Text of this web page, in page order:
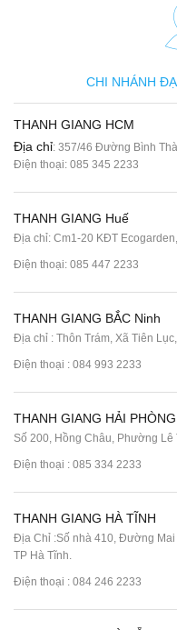
CHI NHÁNH
THANH GIANG HCM
Địa chỉ: 357/46 Đường Bình
Điện thoại: 085 345 2233
THANH GIANG Huế
Địa chỉ: Cm1-20 KĐT
Điện thoại: 085 447 2233
THANH GIANG BẮC Ninh
Địa chỉ : Thôn Trám, Xã Tiên
Điện thoại : 084 993 2233
THANH GIANG HẢI PHÒNG
Số 200, Hồng Châu, Phường Lê
Điện thoại : 085 334 2233
THANH GIANG HÀ TĨNH
Địa Chỉ :Số nhà 410, Đường
TP Hà Tĩnh.
Điện thoại : 084 246 2233